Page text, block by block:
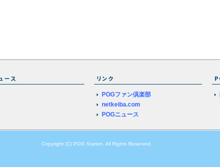
POGファン倶楽部
netkeiba.com
POGニュース
Copyright (C) POG Starion. All Rights Reserved.